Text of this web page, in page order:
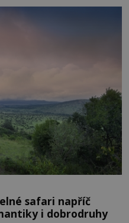
safari napříč
i dobrodruhy